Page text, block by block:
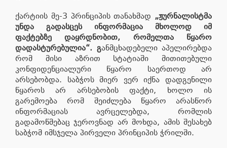
ქარტიის მე-3 პრინციპის თანახმად „ჟურნალისტმა
უნდა გადასცეს ინფორმაცია მხოლოდ იმ
ფაქტებზე დაყრდნობით, რომელთა წყარო
დადასტურებულია“. განმცხადებელი აპელირებდა
რომ მისი აზრით სტატიაში მითითებული
კონფიდენციალური წყარო საერთოდ არ
არსებობდა. საბჭოს მიერ ვერ იქნა დადგენილი
წყაროს არ არსებობის ფაქტი, ხოლო ის
გარემოება რომ შეიძლება წყარო არასწორ
ინფორმაციას ავრცელებდა, რომლის
გადამოწმებაც ჯეროვნად არ მოხდა, ამის შესახებ
საბჭომ იმსჯელა პირველი პრინციპის ჭრილში.